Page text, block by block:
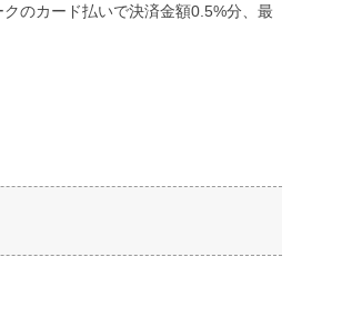
のカード払いで決済金額0.5%分、最